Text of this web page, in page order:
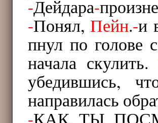
-Дейдара-
-Понял, Пейн.-и
пнул по голове
начала скулить.
убедившись,
направилась
-КАК ТЫ